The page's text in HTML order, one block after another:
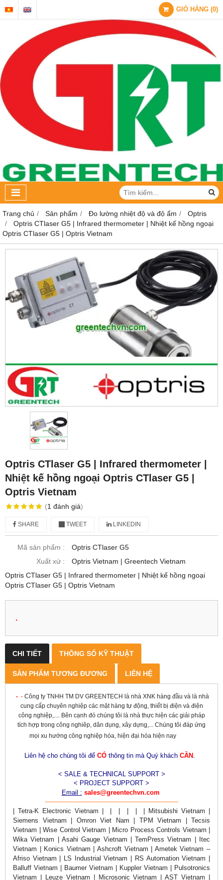
GIỎ HÀNG (0)
Trang chủ Sản phẩm Đo lường nhiệt độ và độ ẩm
Optris
Optris CTlaser G5 | Infrared thermometer | Nhiệt kế hồng ngoại
Optris CTlaser G5 | Optris Vietnam
Optris CTlaser G5 | Infrared thermometer |
Nhiệt kế hồng ngoại Optris CTlaser G5 |
Optris Vietnam
(1 đánh giá)
SHARE TWEET LINKEDIN
Mã sản phẩm :
Optris CTlaser G5
Xuất xứ :
Optris Vietnam | Greentech Vietnam
Optris CTlaser G5 | Infrared thermometer | Nhiệt kế hồng ngoại
Optris CTlaser G5 | Optris Vietnam
.
CHI TIẾT THÔNG SỐ KỸ THUẬT
SẢN PHẨM TƯƠNG ĐƯƠNG LIÊN HỆ
- - Công ty TNHH TM DV GREENTECH là nhà XNK hàng đầu và là nhà
cung cấp chuyên nghiệp các mặt hàng tự động, thiết bị điện và điện
công nghiệp,.... Bên cạnh đó chúng tôi là nhà thực hiện các giải pháp
tích hợp trong công nghiêp, dân dụng, xây dựng,... Chúng tôi đáp ứng
mọi xu hướng công nghiệp hóa, hiện đại hóa hiện nay
Liên hệ cho chúng tôi để CÓthông tin mà Quý khách CẦN .
< SALE & TECHNICAL SUPPORT >
< PROJECT SUPPORT >
Email : sales@greentechvn.com
-------------------------------------------------------------------
| Tetra-K Electronic Vietnam | | | | | | Mitsubishi Vietnam |
Siemens Vietnam | Omron Viet Nam | TPM Vietnam | Tecsis
Vietnam | Wise Control Vietnam | Micro Process Controls Vietnam |
Wika Vietnam | Asahi Gauge Vietnam | TemPress Vietnam | Itec
Vietnam | Konics Vietnam | Ashcroft Vietnam | Ametek Vietnam –
Afriso Vietnam | LS Industrial Vietnam | RS Automation Vietnam |
Balluff Vietnam | Baumer Vietnam | Kuppler Vietnam | Pulsotronics
Vietnam | Leuze Vietnam | Microsonic Vietnam | AST Vietnam |